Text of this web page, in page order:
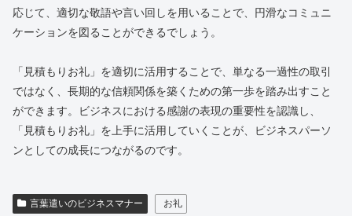
応じて、適切な敬語や言い回しを用いることで、円滑なコミュニ
ケーションを図ることができるでしょう。
「見積もりお礼」を適切に活用することで、単なる一過性の取引
ではなく、長期的な信頼関係を築くための第一歩を踏み出すこと
ができます。ビジネスにおける感謝の表現の重要性を認識し、
「見積もりお礼」を上手に活用していくことが、ビジネスパーソ
ンとしての成長につながるのです。
言葉遣いのビジネスマナー お礼